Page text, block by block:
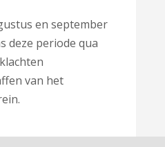
en september
deze periode qua
van het